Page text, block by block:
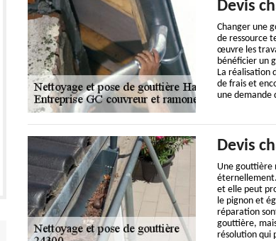
Devis
Changer une
de ressource
œuvre les
bénéficier un
La réalisation
de frais et
une demande
Devis
Une gouttière
et elle peut
le pignon et
réparation
gouttière,
résolution qui